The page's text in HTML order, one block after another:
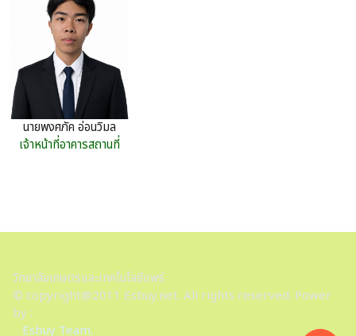
นายพงศภัค อ่อนวิมล
เจ้าหน้าที่อาคารสถานที่
วิทยาลัยเกษตรและเทคโนโลยีแพร่
© copyright@2011 Esbuy.net. All rights reserved. Power
by :
Esbuy Team.